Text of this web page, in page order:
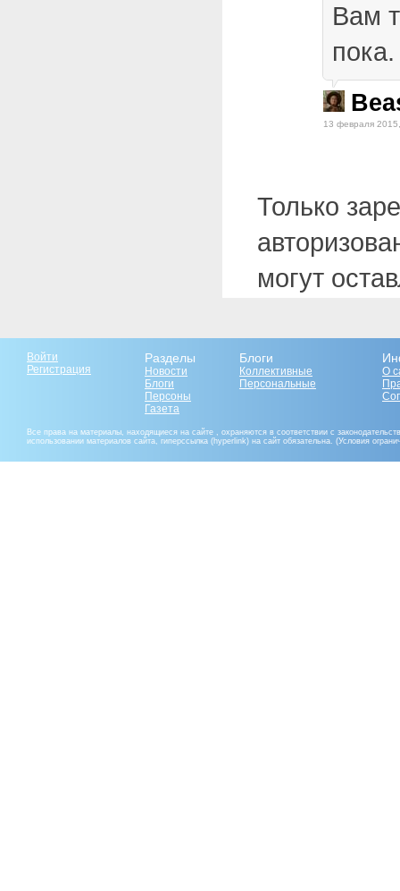
Вам
13 февраля
Только
могут
Войти
Регистрация
Разделы
Новости
Блоги
Персоны
Газета
Блоги
Коллективные
Персональные
О
Все права на материалы, находящиеся на сайте , охраняются в соответствии с
использовании материалов сайта, гиперссылка (hyperlink) на сайт обязательна. (Условия